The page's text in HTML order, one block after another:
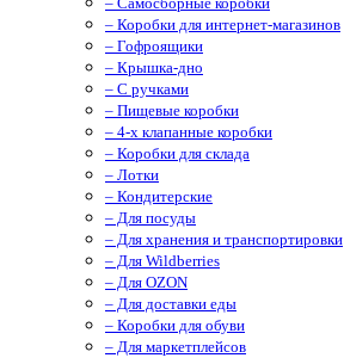
– Коробки для интернет-магазинов
– Гофроящики
– Крышка-дно
– С ручками
– Пищевые коробки
– 4-х клапанные коробки
– Коробки для склада
– Лотки
– Кондитерские
– Для посуды
– Для хранения и транспортировки
– Для Wildberries
– Для OZON
– Для доставки еды
– Коробки для обуви
– Для маркетплейсов